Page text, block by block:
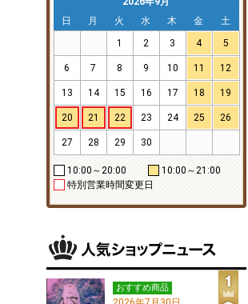
日
月 火 水 木 金
土
1
2 3 4 5
6 7 8 9 10 11 12
13 14 15 16 17 18 19
20 21 22 23 24 25 26
27 28 29 30
10:00～20:00
10:00～21:00
特別営業時間変更日
おすすめ商品